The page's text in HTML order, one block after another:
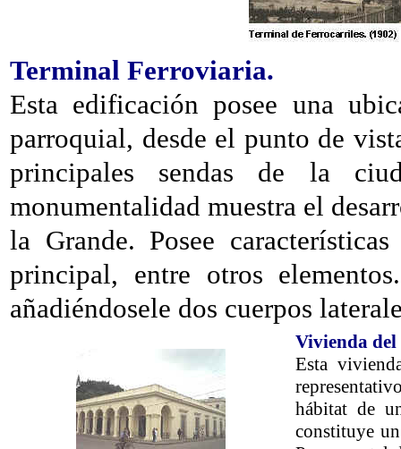
Terminal Ferroviaria.
Esta edificación posee una
parroquial, desde el punto de
principales sendas de la
monumentalidad muestra el
la Grande. Posee
principal, entre otros
añadiéndosele dos cuerpos
Vivienda del
Esta
hábitat de
constituye